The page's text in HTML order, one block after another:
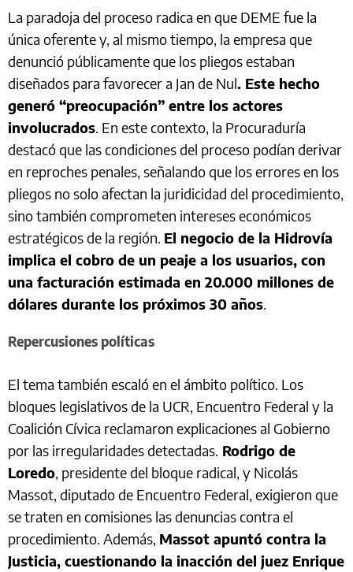
La paradoja del proceso radica en que DEME fue la
única oferente y, al mismo tiempo, la empresa que
denunció públicamente que los pliegos estaban
diseñados para favorecer a Jan de Nul. Este hecho
generó “preocupación” entre los actores
involucrados. En este contexto, la Procuraduría
destacó que las condiciones del proceso podían derivar
en reproches penales, señalando que los errores en los
pliegos no solo afectan la juridicidad del procedimiento,
sino también comprometen intereses económicos
estratégicos de la región. El negocio de la Hidrovía
implica el cobro de un peaje a los usuarios, con
una facturación estimada en 20.000 millones de
dólares durante los próximos 30 años.
Repercusiones políticas
El tema también escaló en el ámbito político. Los
bloques legislativos de la UCR, Encuentro Federal y la
Coalición Cívica reclamaron explicaciones al Gobierno
por las irregularidades detectadas. Rodrigo de
Loredo, presidente del bloque radical, y Nicolás
Massot, diputado de Encuentro Federal, exigieron que
se traten en comisiones las denuncias contra el
procedimiento. Además, Massot apuntó contra la
Justicia, cuestionando la inacción del juez Enrique